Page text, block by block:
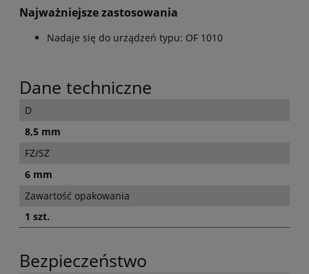
Najważniejsze zastosowania
Nadaje się do urządzeń typu: OF 1010
Dane techniczne
D
8,5 mm
FZ/SZ
6 mm
Zawartość opakowania
1 szt.
Bezpieczeństwo